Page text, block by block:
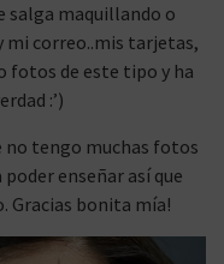
salga maquillando o
mi correo..mis tarjetas,
fotos de este tipo y ha
:’)
no tengo muchas fotos
enseñar así que
Gracias bonita mía!